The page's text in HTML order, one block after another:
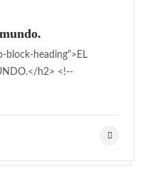
block-heading">EL
h2> <!--